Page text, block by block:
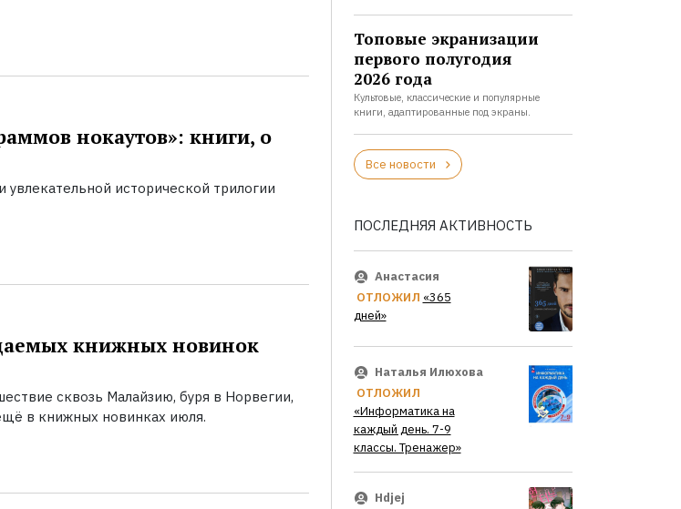
нокаутов»: книги, о
исторической трилогии
книжных новинок
сквозь Малайзию, буря в Норвегии,
в книжных новинках июля.
Топовые экранизации
первого полугодия
2026 года
Культовые, классические и популярные
книги, адаптированные под экраны.
Все новости
ПОСЛЕДНЯЯ АКТИВНОСТЬ
Анастасия
ОТЛОЖИЛ «365
дней»
Наталья Илюхова
ОТЛОЖИЛ
«Информатика на
каждый день. 7-9
классы. Тренажер»
Hdjej